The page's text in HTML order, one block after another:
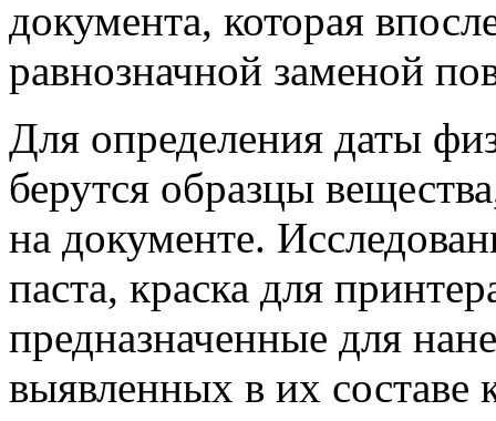
документа, которая
равнозначной заменой
Для определения даты
берутся образцы
на документе.
паста, краска для
предназначенные для
выявленных в их составе